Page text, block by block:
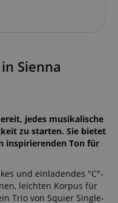
Sienna
jedes musikalische
zu starten. Sie bietet
inspirierenden Ton für
und einladendes "C"-
leichten Korpus für
Trio von Squier Single-